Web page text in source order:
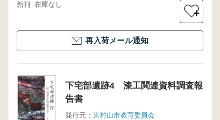
新刊 在庫なし
＋
再入荷メール通知
下宅部遺跡4 漆工関連資料調査報
告書
発行元： 東村山市教育委員会